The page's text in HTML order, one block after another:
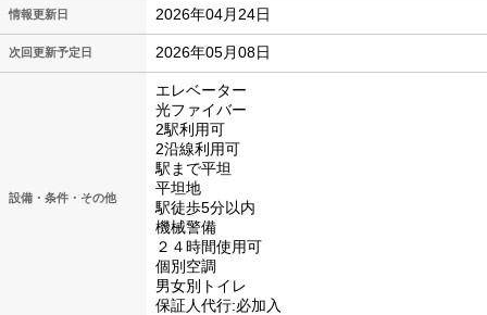
情報更新日 2026年04月24日
次回更新予定日 2026年05月08日
設備・条件・その他
エレベーター
光ファイバー
2駅利用可
2沿線利用可
駅まで平坦
平坦地
駅徒歩5分以内
機械警備
２４時間使用可
個別空調
男女別トイレ
保証人代行:必加入